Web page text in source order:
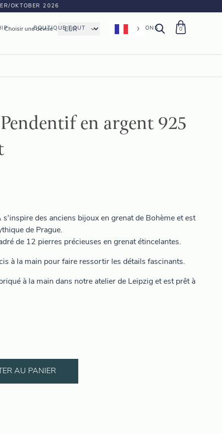
OKTOBER 2026
BOUTIQUE TOUT FABRICATIONS 0
Choisir une devise
en argent 925
des anciens bijoux en grenat de Bohème et est
de Prague.
de 12 pierres précieuses en grenat étincelantes.
à la main pour faire ressortir les détails fascinants.
à la main dans notre atelier de Leipzig et est prêt à
AU PANIER